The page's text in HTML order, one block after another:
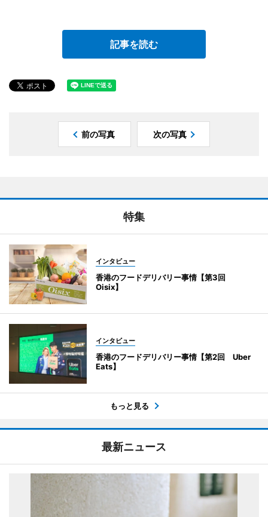
記事を読む
前の写真 次の写真
特集
インタビュー
香港のフードデリバリー事情【第3回
Oisix】
インタビュー
香港のフードデリバリー事情【第2回 Uber
Eats】
もっと見る
最新ニュース